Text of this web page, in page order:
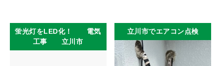
蛍光灯をLED化！ 電気
工事 立川市
立川市でエアコン点検